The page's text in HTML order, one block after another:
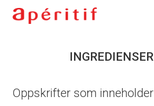
INGREDIENSER
Oppskrifter som inneholder